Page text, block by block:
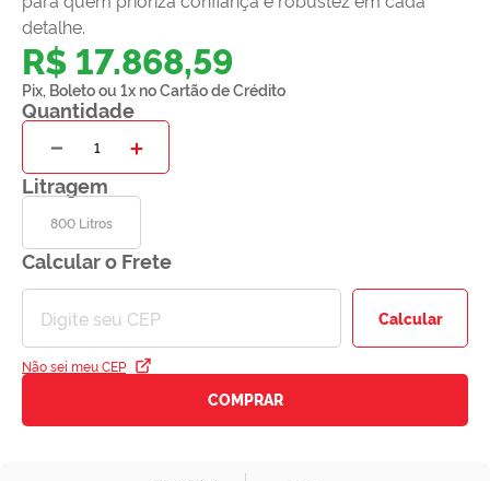
detalhe.
R$ 17.868,59
Pix, Boleto ou 1x no Cartão de Crédito
Quantidade
＋
－
Litragem
800 Litros
Calcular o Frete
Calcular
Não sei meu CEP
COMPRAR